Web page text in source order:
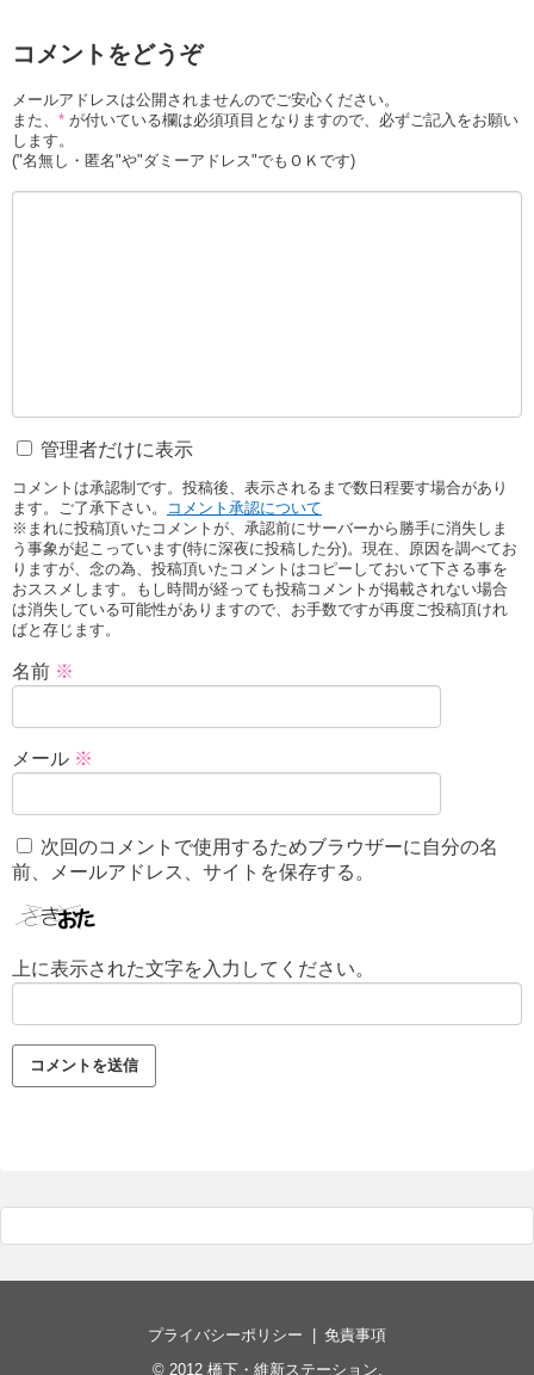
コメントをどうぞ
メールアドレスは公開されませんのでご安心ください。
また、 * が付いている欄は必須項目となりますので、必ずご記入をお願い
します。
("名無し・匿名"や"ダミーアドレス"でもＯＫです)
管理者だけに表示
コメントは承認制です。投稿後、表示されるまで数日程要す場合があり
ます。ご了承下さい。
コメント承認について
※まれに投稿頂いたコメントが、承認前にサーバーから勝手に消失しま
う事象が起こっています(特に深夜に投稿した分)。現在、原因を調べてお
りますが、念の為、投稿頂いたコメントはコピーしておいて下さる事を
おススメします。もし時間が経っても投稿コメントが掲載されない場合
は消失している可能性がありますので、お手数ですが再度ご投稿頂けれ
ばと存じます。
名前 ※
メール ※
次回のコメントで使用するためブラウザーに自分の名
前、メールアドレス、サイトを保存する。
上に表示された文字を入力してください。
プライバシーポリシー
免責事項
© 2012 橋下・維新ステーション.